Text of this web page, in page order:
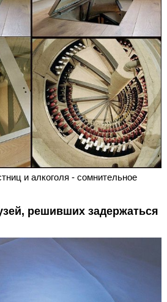
и алкоголя - сомнительное
решивших задержаться